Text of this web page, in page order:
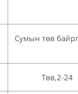
Сумын төв
Төв,2-24